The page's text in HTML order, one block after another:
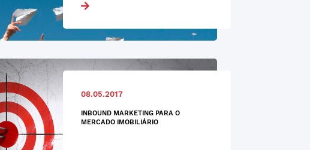
08.05.2017
INBOUND MARKETING PARA O
MERCADO IMOBILIÁRIO